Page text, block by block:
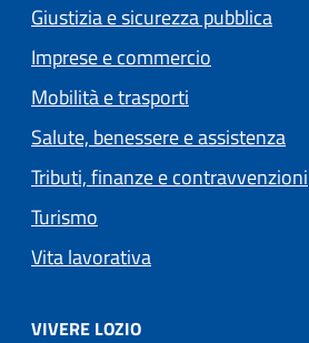
Giustizia e sicurezza pubblica
Imprese e commercio
Mobilità e trasporti
Salute, benessere e assistenza
Tributi, finanze e contravvenzioni
Turismo
Vita lavorativa
VIVERE LOZIO